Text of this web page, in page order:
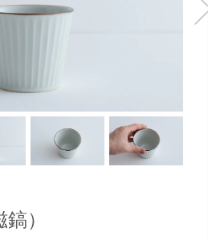
）